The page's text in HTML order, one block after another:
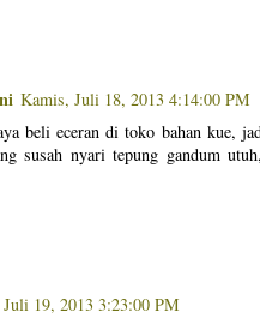
Kamis, Juli 18, 2013 4:14:00 PM
beli eceran di toko bahan kue,
susah nyari tepung gandum
Juli 19, 2013 3:23:00 PM